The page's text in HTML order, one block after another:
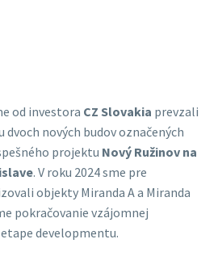
od investora CZ Slovakia prevzali
nových budov označených
projektu Nový Ružinov na
. V roku 2024 sme pre
objekty Miranda A a Miranda
pokračovanie vzájomnej
developmentu.